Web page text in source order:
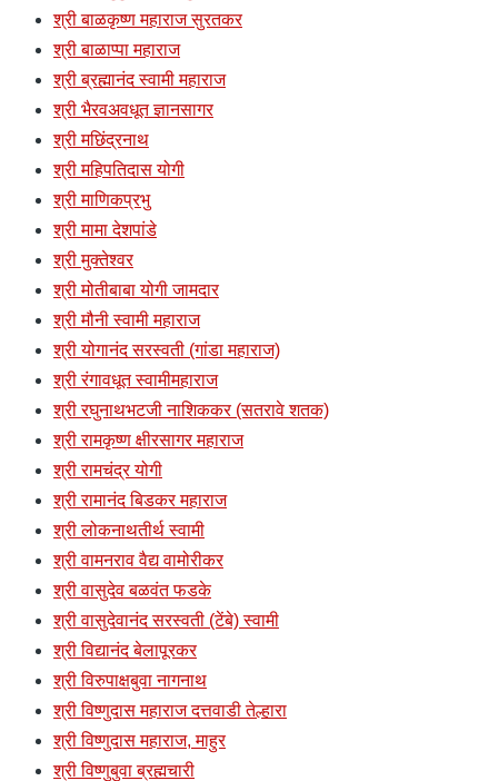
श्री बाळकृष्ण महाराज सुरतकर
श्री बाळाप्पा महाराज
श्री ब्रह्मानंद स्वामी महाराज
श्री भैरवअवधूत ज्ञानसागर
श्री मछिंद्रनाथ
श्री महिपतिदास योगी
श्री माणिकप्रभु
श्री मामा देशपांडे
श्री मुक्तेश्वर
श्री मोतीबाबा योगी जामदार
श्री मौनी स्वामी महाराज
श्री योगानंद सरस्वती (गांडा महाराज)
श्री रंगावधूत स्वामीमहाराज
श्री रघुनाथभटजी नाशिककर (सतरावे शतक)
श्री रामकृष्ण क्षीरसागर महाराज
श्री रामचंद्र योगी
श्री रामानंद बिडकर महाराज
श्री लोकनाथतीर्थ स्वामी
श्री वामनराव वैद्य वामोरीकर
श्री वासुदेव बळवंत फडके
श्री वासुदेवानंद सरस्वती (टेंबे) स्वामी
श्री विद्यानंद बेलापूरकर
श्री विरुपाक्षबुवा नागनाथ
श्री विष्णुदास महाराज दत्तवाडी तेल्हारा
श्री विष्णुदास महाराज, माहुर
श्री विष्णुबुवा ब्रह्मचारी